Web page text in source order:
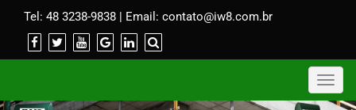
Tel: 48 3238-9838 | Email: contato@iw8.com.br